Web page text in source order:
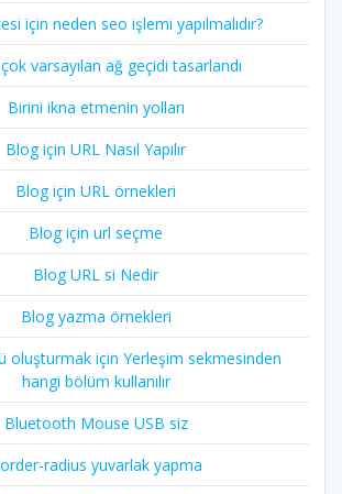
için neden seo işlemi yapılmalıdır?
varsayılan ağ geçidi tasarlandı
Birini ikna etmenin yolları
Blog için URL Nasıl Yapılır
Blog için URL örnekleri
Blog için url seçme
Blog URL si Nedir
Blog yazma örnekleri
oluşturmak için Yerleşim sekmesinden
hangi bölüm kullanılır
Bluetooth Mouse USB siz
radius yuvarlak yapma